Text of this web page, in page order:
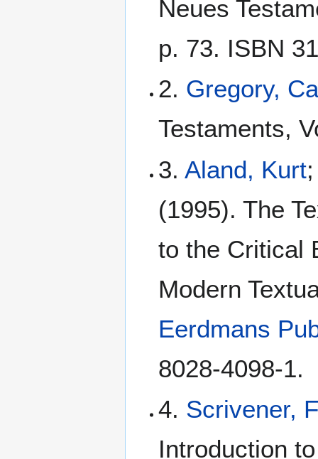
Neues
p. 73. ISBN
2. Gregory,
Testaments,
3. Aland, Kurt
(1995). The
to the Critical
Modern
Eerdmans
8028-4098-1.
4. Scrivener,
Introduction